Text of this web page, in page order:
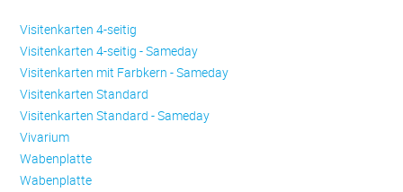
Visitenkarten 4-seitig
Visitenkarten 4-seitig - Sameday
Visitenkarten mit Farbkern - Sameday
Visitenkarten Standard
Visitenkarten Standard - Sameday
Vivarium
Wabenplatte
Wabenplatte